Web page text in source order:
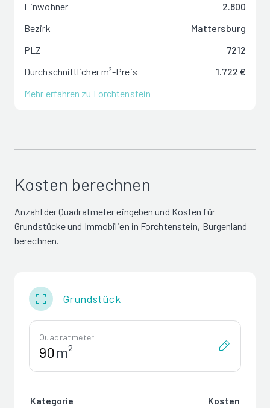
Einwohner
2.800
Bezirk
Mattersburg
PLZ
7212
Durchschnittlicher m²-Preis
1.722 €
Mehr erfahren zu Forchtenstein
Kosten berechnen
Anzahl der Quadratmeter eingeben und Kosten für
Grundstücke und Immobilien in Forchtenstein, Burgenland
berechnen.
Grundstück
Quadratmeter
m²
Kategorie Kosten